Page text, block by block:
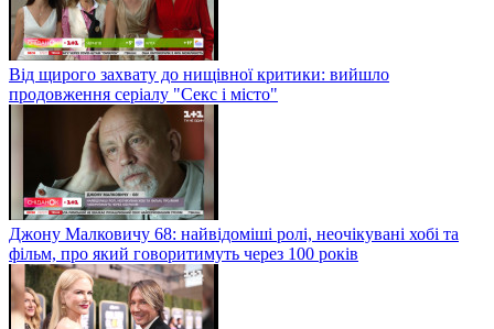
Від щирого захвату до нищівної критики: вийшло
продовження серіалу "Секс і місто"
Джону Малковичу 68: найвідоміші ролі, неочікувані хобі та
фільм, про який говоритимуть через 100 років